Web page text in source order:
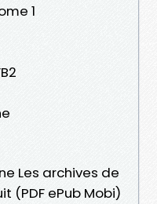
1
Les archives de
(PDF ePub Mobi)